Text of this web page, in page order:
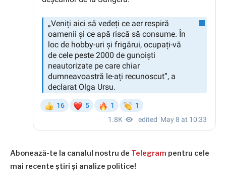
Abonează-te la canalul nostru de Telegram pentru cele
mai recente știri și analize politice!